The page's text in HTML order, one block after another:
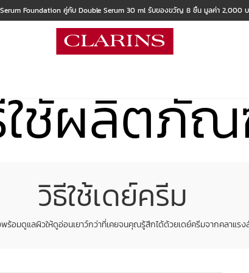
Foundation คู่กับ Double Serum 30 ml รับของขวัญ 8 ชิ้น มูลค่า 2,000
ใช้ผลิตภั
วิธีใช้เดย์ครีม
ร้อมดูแลผิวให้ดูอ่อนเยาว์กว่าที่เคยจนคุณรู้สึกได้ด้วยเดย์ครีมจากคลาแรง